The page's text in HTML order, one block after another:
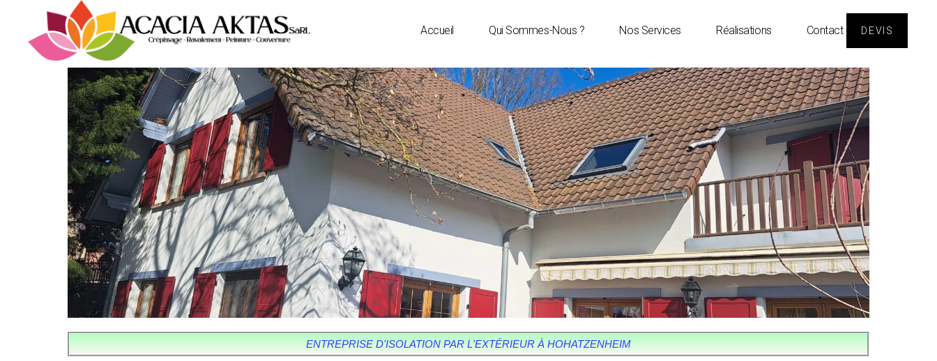
Accueil Qui Sommes-Nous ? Nos Services Réalisations Contact DEVIS
ENTREPRISE D'ISOLATION PAR L'EXTÉRIEUR À HOHATZENHEIM